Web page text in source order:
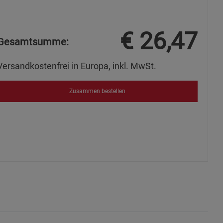
€ 26,47
in Europa, inkl. MwSt.
Zusammen bestellen
Gruppe